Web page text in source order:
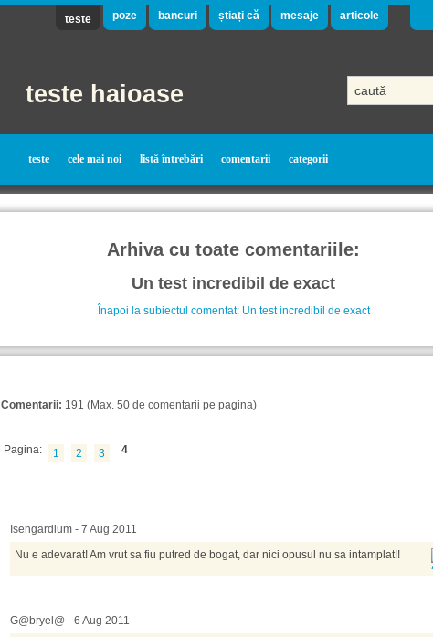
teste poze bancuri știați că mesaje articole
teste haioase
teste cele mai noi listă întrebări comentarii categorii
Arhiva cu toate comentariile:
Un test incredibil de exact
Înapoi la subiectul comentat: Un test incredibil de exact
Comentarii: 191 (Max. 50 de comentarii pe pagina)
Pagina: 1 2 3 4
Isengardium - 7 Aug 2011
Nu e adevarat! Am vrut sa fiu putred de bogat, dar nici opusul nu sa intamplat!!
G@bryel@ - 6 Aug 2011